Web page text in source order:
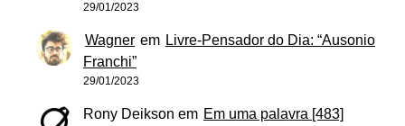
29/01/2023
Wagner em Livre-Pensador do Dia: “Ausonio
Franchi”
29/01/2023
Rony Deikson em Em uma palavra [483]